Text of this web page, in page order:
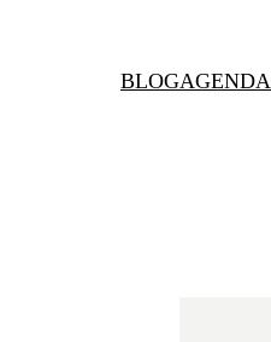
BLOGAGENDA